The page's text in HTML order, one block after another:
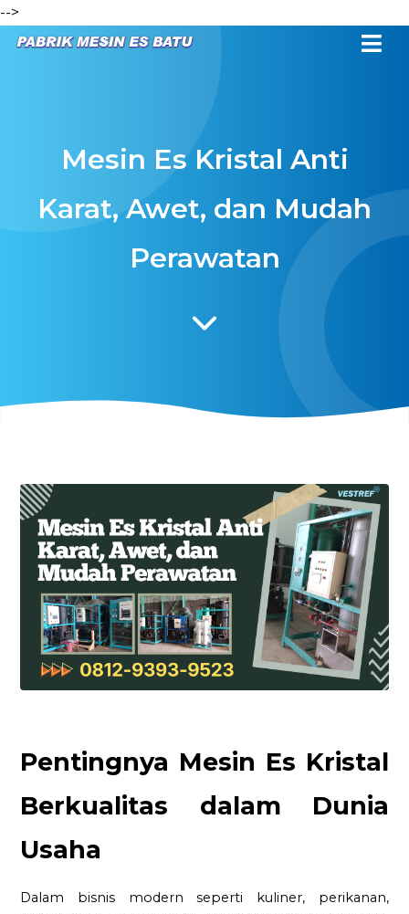
-->
Mesin Es Kristal Anti
Karat, Awet, dan Mudah
Perawatan
Pentingnya Mesin Es Kristal
Berkualitas dalam Dunia
Usaha
Dalam bisnis modern seperti kuliner, perikanan,